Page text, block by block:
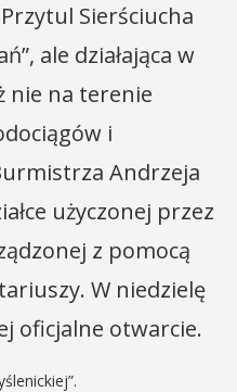
Sierściucha
ale działająca w
nie na terenie
i
Andrzeja
użyczonej przez
z pomocą
W niedzielę
oficjalne otwarcie.